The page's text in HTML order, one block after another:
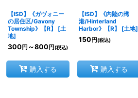
【ISD】《ガヴォニー
の居住区/Gavony
Township》【R】
[土
地]
300 円 ～800 円 (税込)
購入する
【ISD】《内陸の湾
港/Hinterland
Harbor》【R】
[土地]
150 円 (税込)
購入する